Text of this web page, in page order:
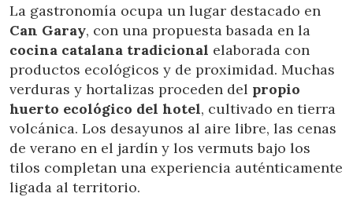
La gastronomía ocupa un lugar destacado en
Can Garay, con una propuesta basada en la
cocina catalana tradicional elaborada con
productos ecológicos y de proximidad. Muchas
verduras y hortalizas proceden del propio
huerto ecológico del hotel, cultivado en tierra
volcánica. Los desayunos al aire libre, las cenas
de verano en el jardín y los vermuts bajo los
tilos completan una experiencia auténticamente
ligada al territorio.
Analíticas y personalización
Permiten realizar el seguimiento y análisis del
comportamiento de los usuarios de este sitio web. La
información recogida mediante este tipo de cookies se
utiliza en la medición de la actividad de la web para la
elaboración de perfiles de navegación de los usuarios con
el fin de introducir mejoras en función del análisis de los
datos de uso que hacen los usuarios del servicio. Permiten
guardar la información de preferencia del usuario para
mejorar la calidad de nuestros servicios y para ofrecer una
mejor experiencia a través de productos recomendados.